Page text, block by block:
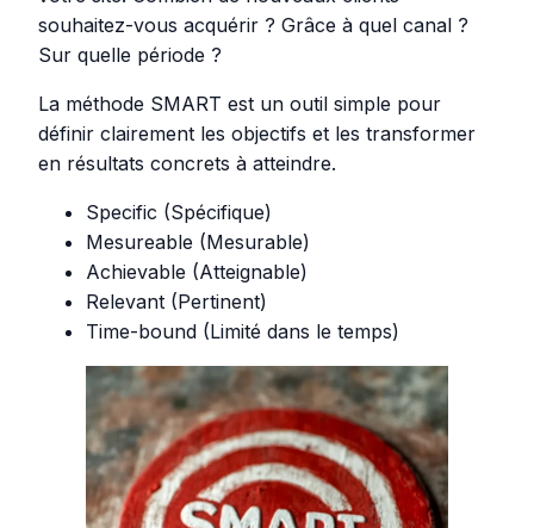
souhaitez-vous acquérir ? Grâce à quel canal ?
Sur quelle période ?
La méthode SMART est un outil simple pour
définir clairement les objectifs et les transformer
en résultats concrets à atteindre.
Specific (Spécifique)
Mesureable (Mesurable)
Achievable (Atteignable)
Relevant (Pertinent)
Time-bound (Limité dans le temps)